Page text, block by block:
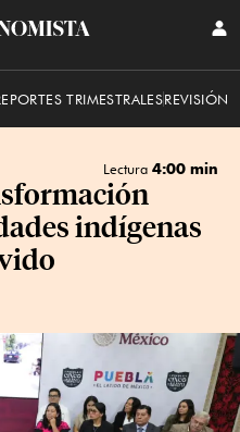
TRIMESTRALESREVISIÓN
Lectura 4:00 min
indígenas